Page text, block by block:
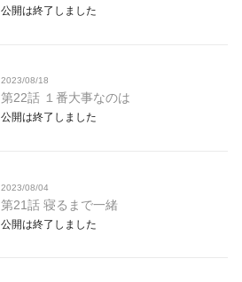
公開は終了しました
2023/08/18
第22話 １番大事なのは
公開は終了しました
2023/08/04
第21話 寝るまで一緒
公開は終了しました